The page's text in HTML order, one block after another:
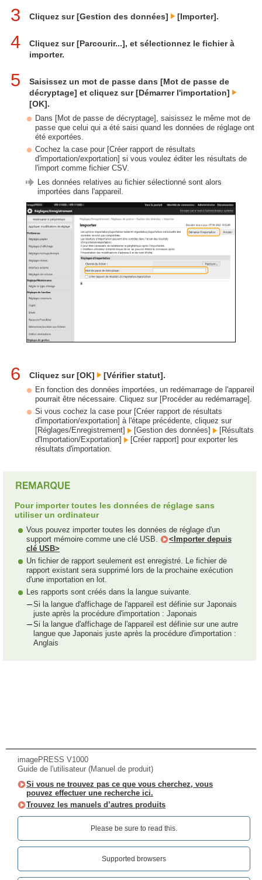
3 Cliquez sur [Gestion des données] [Importer].
4
Cliquez sur [Parcourir...], et sélectionnez le fichier à
importer.
5
Saisissez un mot de passe dans [Mot de passe de
décryptage] et cliquez sur [Démarrer l'importation]
[OK].
Dans [Mot de passe de décryptage], saisissez le même mot de
passe que celui qui a été saisi quand les données de réglage ont
été exportées.
Cochez la case pour [Créer rapport de résultats
d'importation/exportation] si vous voulez éditer les résultats de
l'import comme fichier CSV.
Les données relatives au fichier sélectionné sont alors
importées dans l'appareil.
6 Cliquez sur [OK] [Vérifier statut].
En fonction des données importées, un redémarrage de l'appareil
pourrait être nécessaire. Cliquez sur [Procéder au redémarrage].
Si vous cochez la case pour [Créer rapport de résultats
d'importation/exportation] à l'étape précédente, cliquez sur
[Réglages/Enregistrement]
[Gestion des données]
[Résultats
d'Importation/Exportation]
[Créer rapport] pour exporter les
résultats d'importation.
Pour importer toutes les données de réglage sans
utiliser un ordinateur
Vous pouvez importer toutes les données de réglage d'un
support mémoire comme une clé USB.
<Importer depuis
clé USB>
Un fichier de rapport seulement est enregistré. Le fichier de
rapport existant sera supprimé lors de la prochaine exécution
d'une importation en lot.
Les rapports sont créés dans la langue suivante.
Si la langue d'affichage de l'appareil est définie sur Japonais
juste après la procédure d'importation : Japonais
Si la langue d'affichage de l'appareil est définie sur une autre
langue que Japonais juste après la procédure d'importation :
Anglais
imagePRESS V1000
Guide de l'utilisateur (Manuel de produit)
Si vous ne trouvez pas ce que vous cherchez, vous
pouvez effectuer une recherche ici.
Trouvez les manuels d’autres produits
Please be sure to read this.‎
Supported browsers